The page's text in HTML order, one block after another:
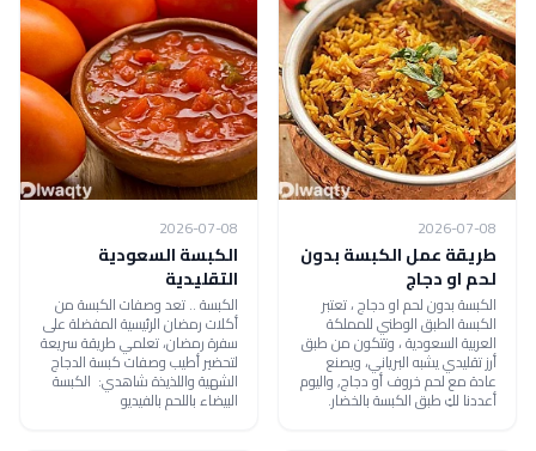
2026-07-08
طريقة عمل الكبسة بدون
لحم او دجاج
الكبسة بدون لحم او دجاج ، تعتبر
الكبسة الطبق الوطني للمملكة
العربية السعودية ، وتتكون من طبق
أرز تقليدي يشبه البرياني، ويصنع
عادة مع لحم خروف أو دجاج, واليوم
أعددنا لكِ طبق الكبسة بالخضار.
2026-07-08
الكبسة السعودية
التقليدية
الكبسة .. تعد وصفات الكبسة من
أكلات رمضان الرئيسية المفضلة على
سفرة رمضان، تعلمي طريقة سريعة
لتحضير أطيب وصفات كبسة الدجاج
الشهية واللذيذة شاهدي: الكبسة
البيضاء باللحم بالفيديو